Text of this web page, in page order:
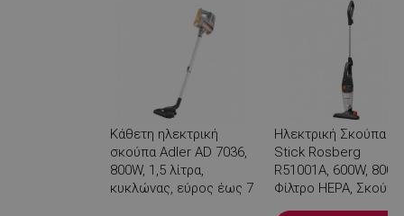
Κάθετη ηλεκτρική
σκούπα Adler AD 7036,
800W, 1,5 λίτρα,
κυκλώνας, εύρος έως 7
Ηλεκτρική Σκούπα
Stick Rosberg
R51001A, 600W, 800
Φίλτρο HEPA, Σκούπα